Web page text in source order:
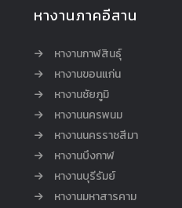
หางานภาคอีสาน
หางานกาฬสินธุ์
หางานขอนแก่น
หางานชัยภูมิ
หางานนครพนม
หางานนครราชสีมา
หางานบึงกาฬ
หางานบุรีรัมย์
หางานมหาสารคาม